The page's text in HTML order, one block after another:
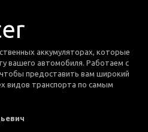
аккумуляторах, которые
вашего автомобиля. Работаем с
предоставить вам широкий
видов транспорта по самым